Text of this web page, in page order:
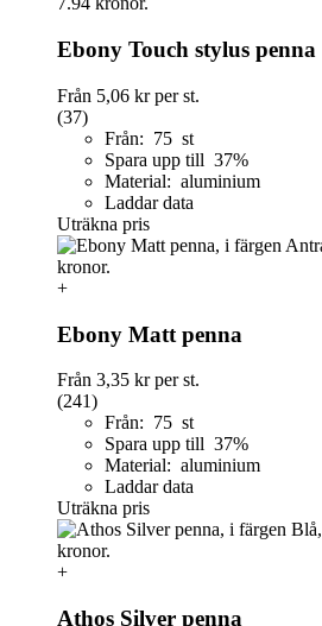
Ebony Touch stylus penna
Från 5,06 krper st.
(37)
Från: 75 st
Spara upp till 37%
Material: aluminium
Laddar data
Uträkna pris
+
Ebony Matt penna
Från 3,35 krper st.
(241)
Från: 75 st
Spara upp till 37%
Material: aluminium
Laddar data
Uträkna pris
+
Athos Silver penna